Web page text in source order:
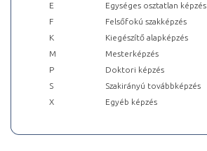
E
Egységes osztatlan képzés
F
Felsőfokú szakképzés
K
Kiegészítő alapképzés
M
Mesterképzés
P
Doktori képzés
S
Szakirányú továbbképzés
X
Egyéb képzés